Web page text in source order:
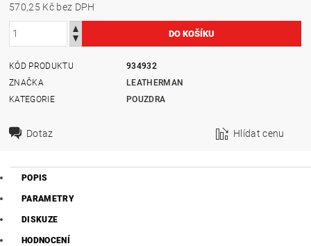
570,25 Kč bez DPH
KÓD PRODUKTU
934932
ZNAČKA
LEATHERMAN
KATEGORIE
POUZDRA
Dotaz Hlídat cenu
POPIS
PARAMETRY
DISKUZE
HODNOCENÍ